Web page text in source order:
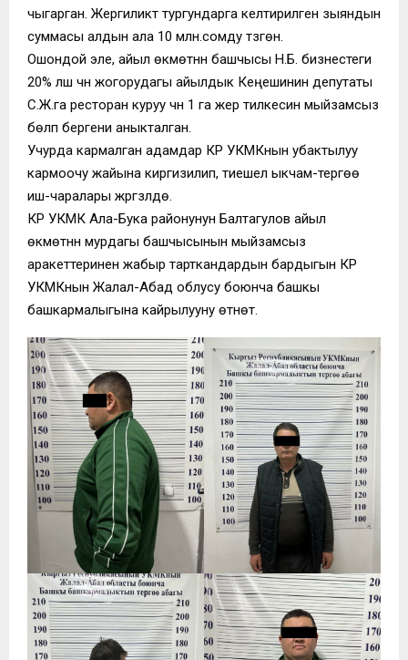
чыгарган. Жергиликтүү тургундарга келтирилген зыяндын
суммасы алдын ала 10 млн.сомду түзгөн.
Ошондой эле, айыл өкмөтүнүн башчысы Н.Б. бизнестеги
20% үлүш үчүн жогорудагы айылдык Кеңешинин депутаты
С.Ж.га ресторан куруу үчүн 1 га жер тилкесин мыйзамсыз
бөлүп бергени аныкталган.
Учурда кармалган адамдар КР УКМКнын убактылуу
кармоочу жайына киргизилип, тиешелүү ыкчам-тергөө
иш-чаралары жүргүзүлүүдө.
КР УКМК Ала-Бука районунун Балтагулов айыл
өкмөтүнүн мурдагы башчысынын мыйзамсыз
аракеттеринен жабыр тарткандардын бардыгын КР
УКМКнын Жалал-Абад облусу боюнча башкы
башкармалыгына кайрылууну өтүнөт.